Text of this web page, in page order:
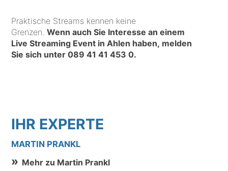
Praktische Streams kennen keine
Grenzen.Wenn auch Sie Interesse an einem
Live Streaming Event in Ahlen haben, melden
Sie sich unter089 41 41 453 0.
IHR EXPERTE
MARTIN PRANKL
Mehr zu Martin Prankl